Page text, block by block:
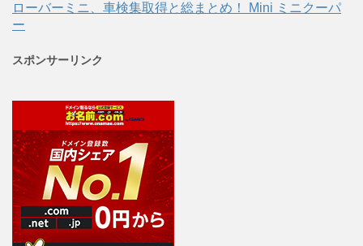
ローバーミニ、車検集取得と総まとめ！ Mini ミニクーパ
ー
スポンサーリンク